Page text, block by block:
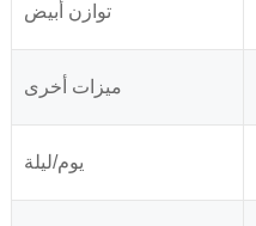
توازن أبيض
ميزات أخرى
يوم/ليلة